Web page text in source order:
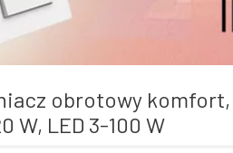
W, LED 3-100 W